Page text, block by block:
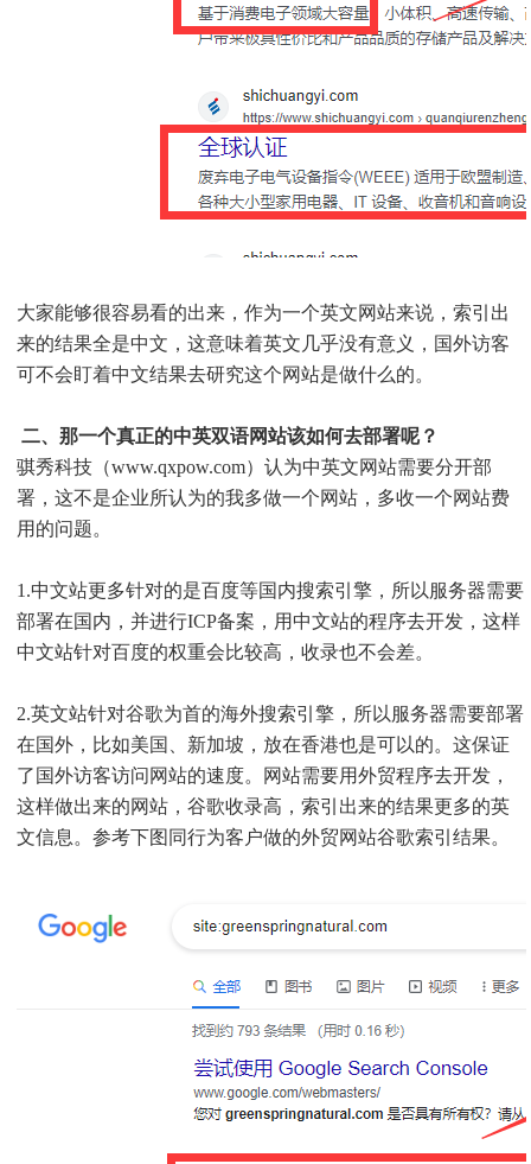
大家能够很容易看的出来，作为一个英文网站来说，索引出
来的结果全是中文，这意味着英文几乎没有意义，国外访客
可不会盯着中文结果去研究这个网站是做什么的。
二、那一个真正的中英双语网站该如何去部署呢？
骐秀科技（www.qxpow.com）认为中英文网站需要分开部
署，这不是企业所认为的我多做一个网站，多收一个网站费
用的问题。
1.中文站更多针对的是百度等国内搜索引擎，所以服务器需要
部署在国内，并进行ICP备案，用中文站的程序去开发，这样
中文站针对百度的权重会比较高，收录也不会差。
2.英文站针对谷歌为首的海外搜索引擎，所以服务器需要部署
在国外，比如美国、新加坡，放在香港也是可以的。这保证
了国外访客访问网站的速度。网站需要用外贸程序去开发，
这样做出来的网站，谷歌收录高，索引出来的结果更多的英
文信息。参考下图同行为客户做的外贸网站谷歌索引结果。